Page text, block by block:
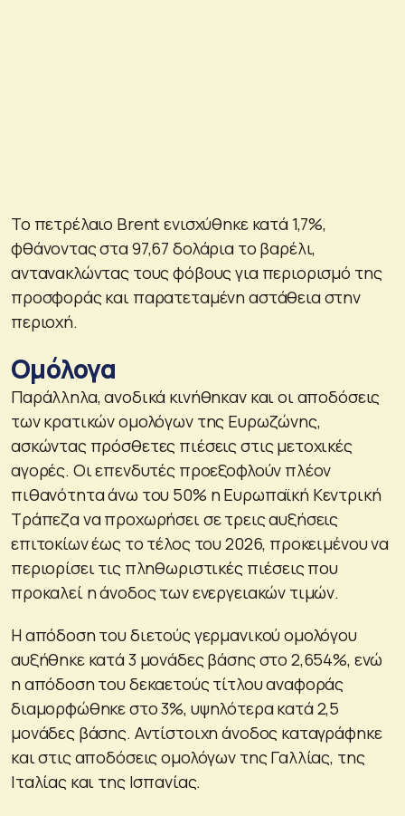
Το πετρέλαιο Brent ενισχύθηκε κατά 1,7%,
φθάνοντας στα 97,67 δολάρια το βαρέλι,
αντανακλώντας τους φόβους για περιορισμό της
προσφοράς και παρατεταμένη αστάθεια στην
περιοχή.
Ομόλογα
Παράλληλα, ανοδικά κινήθηκαν και οι αποδόσεις
των κρατικών ομολόγων της Ευρωζώνης,
ασκώντας πρόσθετες πιέσεις στις μετοχικές
αγορές. Οι επενδυτές προεξοφλούν πλέον
πιθανότητα άνω του 50% η Ευρωπαϊκή Κεντρική
Τράπεζα να προχωρήσει σε τρεις αυξήσεις
επιτοκίων έως το τέλος του 2026, προκειμένου να
περιορίσει τις πληθωριστικές πιέσεις που
προκαλεί η άνοδος των ενεργειακών τιμών.
Η απόδοση του διετούς γερμανικού ομολόγου
αυξήθηκε κατά 3 μονάδες βάσης στο 2,654%, ενώ
η απόδοση του δεκαετούς τίτλου αναφοράς
διαμορφώθηκε στο 3%, υψηλότερα κατά 2,5
μονάδες βάσης. Αντίστοιχη άνοδος καταγράφηκε
και στις αποδόσεις ομολόγων της Γαλλίας, της
Ιταλίας και της Ισπανίας.